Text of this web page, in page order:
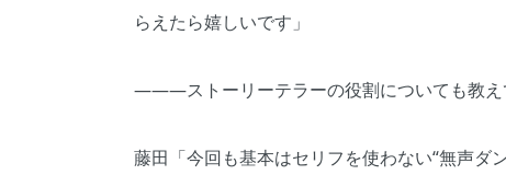
らえたら嬉しいです」
―――ストーリーテラーの役割についても教え
藤田「今回も基本はセリフを使わない“無声ダ